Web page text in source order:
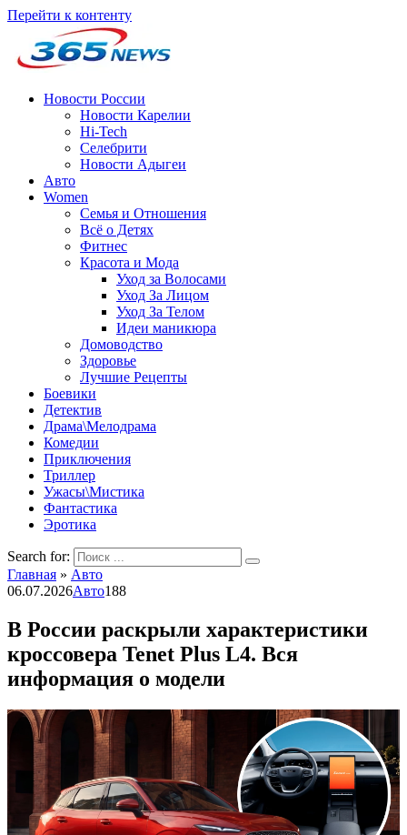
Перейти к контенту
Новости России
Новости Карелии
Hi-Tech
Селебрити
Новости Адыгеи
Авто
Women
Семья и Отношения
Всё о Детях
Фитнес
Красота и Мода
Уход за Волосами
Уход За Лицом
Уход За Телом
Идеи маникюра
Домоводство
Здоровье
Лучшие Рецепты
Боевики
Детектив
Драма\Мелодрама
Комедии
Приключения
Триллер
Ужасы\Мистика
Фантастика
Эротика
Search for:
Главная » Авто
06.07.2026Авто188
В России раскрыли характеристики
кроссовера Tenet Plus L4. Вся
информация о модели